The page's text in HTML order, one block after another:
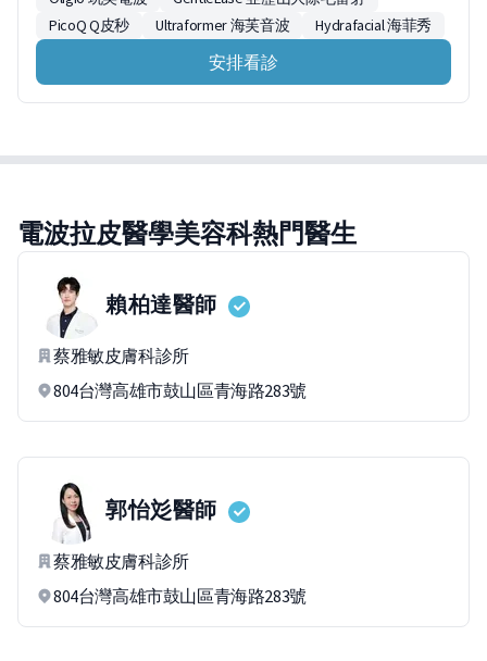
PicoQ Q皮秒
Ultraformer 海芙音波 Hydrafacial 海菲秀
安排看診
電波拉皮醫學美容科熱門醫生
賴柏達醫師
蔡雅敏皮膚科診所
804台灣高雄市鼓山區青海路283號
郭怡彣醫師
蔡雅敏皮膚科診所
804台灣高雄市鼓山區青海路283號